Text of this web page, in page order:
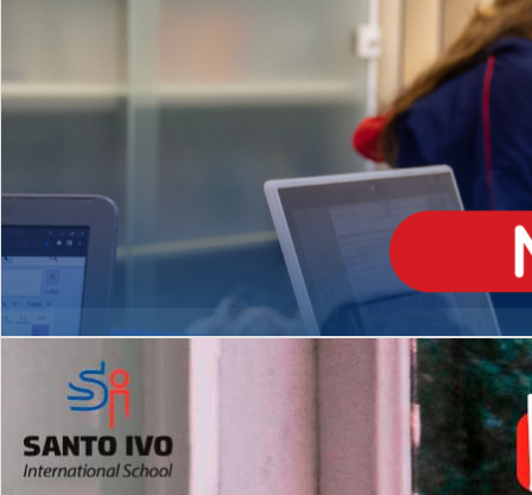
Matrículas Abertas 2026
MÉDIO
igh School
Dupla Diplomação
2º AO 5º ANO FUNDAMENTAL